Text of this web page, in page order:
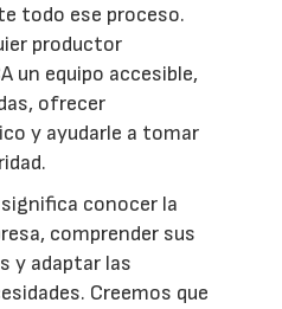
todo ese proceso.
productor
un equipo accesible,
ofrecer
y ayudarle a tomar
conocer la
comprender sus
y adaptar las
Creemos que